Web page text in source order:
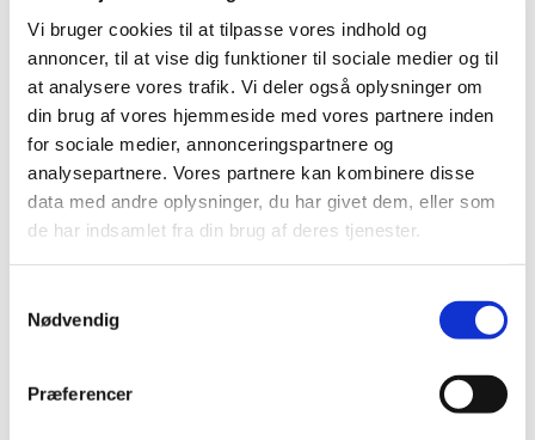
Vi bruger cookies til at tilpasse vores indhold og
annoncer, til at vise dig funktioner til sociale medier og til
at analysere vores trafik. Vi deler også oplysninger om
din brug af vores hjemmeside med vores partnere inden
for sociale medier, annonceringspartnere og
analysepartnere. Vores partnere kan kombinere disse
data med andre oplysninger, du har givet dem, eller som
de har indsamlet fra din brug af deres tjenester.
Nødvendig
Præferencer
Du vil måske også kunne lide...